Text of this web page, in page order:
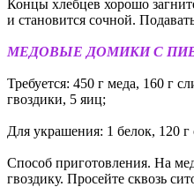
Концы хлебцев хорошо
и становится сочной.
МЕДОВЫЕ ДОМИКИ С
Требуется: 450 г меда, 160 г
гвоздики, 5 яиц;
Для украшения: 1 белок, 120 г
Способ приготовления. На
гвоздику. Просейте сквозь